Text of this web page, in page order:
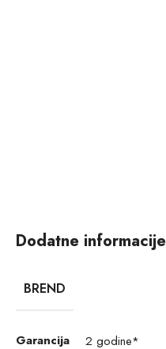
Dodatne informacije
BREND
Garancija 2 godine*